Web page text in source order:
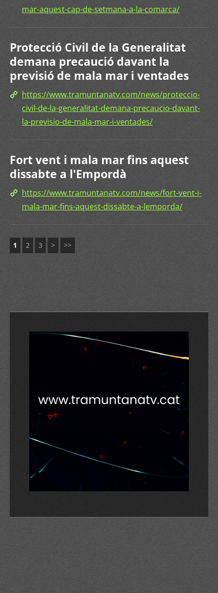
mar-aquest-cap-de-setmana-a-la-comarca/
Protecció Civil de la Generalitat
demana precaució davant la
previsió de mala mar i ventades
https://www.tramuntanatv.com/news/proteccio-
civil-de-la-generalitat-demana-precaucio-davant-
la-previsio-de-mala-mar-i-ventades/
Fort vent i mala mar fins aquest
dissabte a l'Empordà
https://www.tramuntanatv.com/news/fort-vent-i-
mala-mar-fins-aquest-dissabte-a-lemporda/
1 2 3 > >>